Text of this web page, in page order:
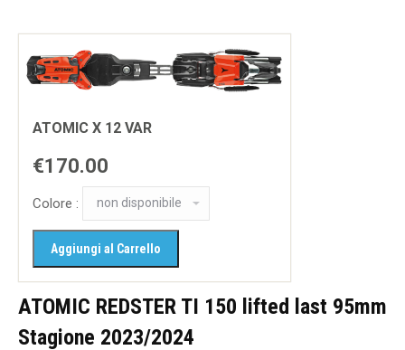
ATOMIC X 12 VAR
€170.00
Colore :
ATOMIC REDSTER TI 150 lifted last 95mm
Stagione 2023/2024